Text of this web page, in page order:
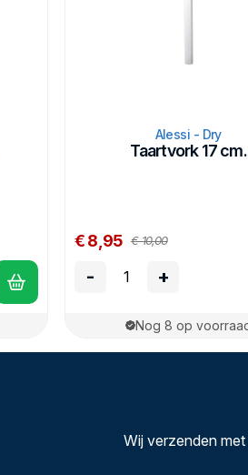
Alessi - Dry
Taartvork 17 cm.
€ 8,95 € 10,00
- +
Nog 8 op
Wij verzenden met